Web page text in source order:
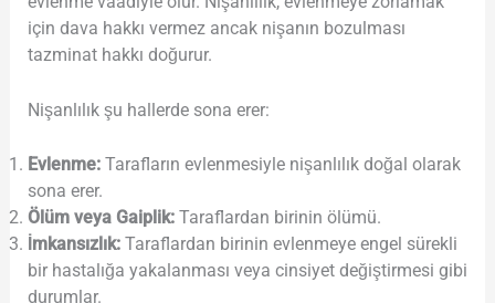
için dava hakkı vermez ancak nişanın bozulması
tazminat hakkı doğurur.
Nişanlılık şu hallerde sona erer:
Evlenme:Tarafların evlenmesiyle nişanlılık doğal olarak
sona erer.
Ölüm veya Gaiplik:Taraflardan birinin ölümü.
İmkansızlık:Taraflardan birinin evlenmeye engel sürekli
bir hastalığa yakalanması veya cinsiyet değiştirmesi gibi
durumlar.